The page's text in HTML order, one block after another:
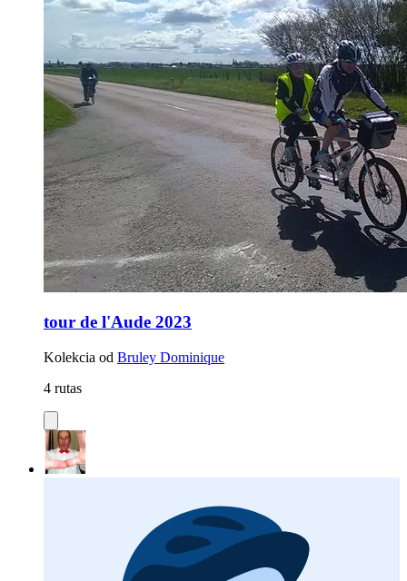
tour de l'Aude 2023
Kolekcia od Bruley Dominique
4 rutas